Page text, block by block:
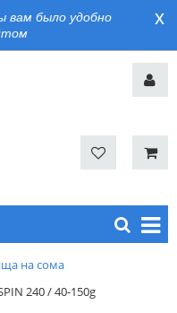
вам было удобно
x
на сома
240 / 40-150g